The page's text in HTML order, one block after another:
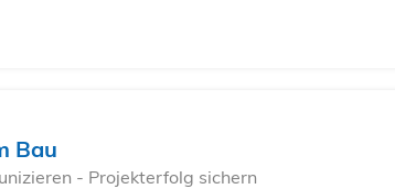
Bau
- Projekterfolg sichern